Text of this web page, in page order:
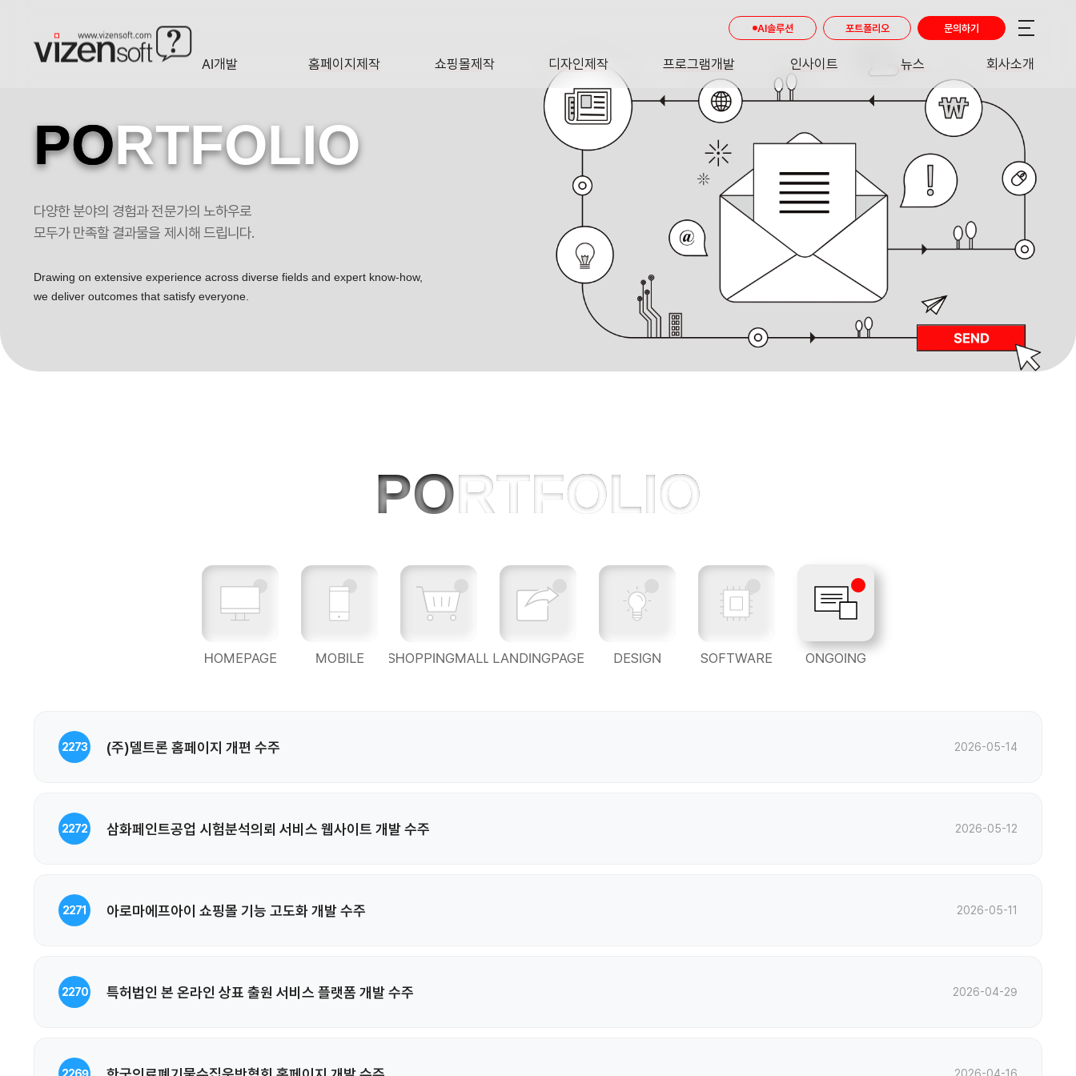
AI개발 홈페이지제작 쇼핑몰제작 디자인제작
DESIGN
프로그램개발
SOFTWARE
인사이트
INSIGHT
뉴스
NEWS
회사소개
AI솔루션 포트폴리오 문의하기
PORTFOLIO
다양한 분야의 경험과 전문가의 노하우로
모두가 만족할 결과물을 제시해 드립니다.
Drawing on extensive experience across diverse fields and expert know-how,
we deliver outcomes that satisfy everyone.
PORTFOLIO
HOMEPAGE MOBILE SHOPPINGMALL LANDINGPAGE DESIGN SOFTWARE ONGOING
2273 (주)델트론 홈페이지 개편 수주 2026-05-14
2272 삼화페인트공업 시험분석의뢰 서비스 웹사이트 개발 수주 2026-05-12
2271 아로마에프아이 쇼핑몰 기능 고도화 개발 수주 2026-05-11
2270 특허법인 본 온라인 상표 출원 서비스 플랫폼 개발 수주 2026-04-29
2026-04-16